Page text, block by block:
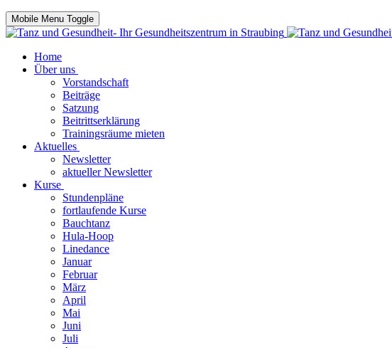
Mobile Menu Toggle
Home
Über uns
Vorstandschaft
Beiträge
Satzung
Beitrittserklärung
Trainingsräume mieten
Aktuelles
Newsletter
aktueller Newsletter
Kurse
Stundenpläne
fortlaufende Kurse
Bauchtanz
Hula-Hoop
Linedance
Januar
Februar
März
April
Mai
Juni
Juli